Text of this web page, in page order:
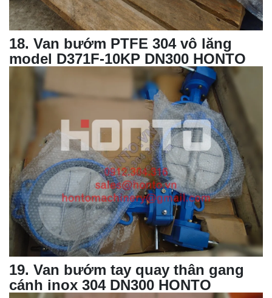
18. Van bướm PTFE 304 vô lăng
model D371F-10KP DN300 HONTO
19. Van bướm tay quay thân gang
cánh inox 304 DN300 HONTO